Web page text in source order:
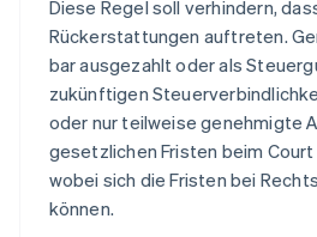
Diese Regel soll verhindern,
Rückerstattungen auftreten.
bar ausgezahlt oder als
zukünftigen
oder nur teilweise genehmigte
gesetzlichen Fristen beim
wobei sich die Fristen bei
können.